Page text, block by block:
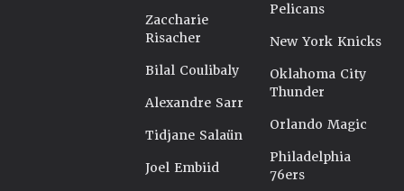
Zaccharie
Risacher
Bilal Coulibaly
Alexandre Sarr
Tidjane Salaün
Joel Embiid
Pelicans
New York Knicks
Oklahoma City
Thunder
Orlando Magic
Philadelphia
76ers